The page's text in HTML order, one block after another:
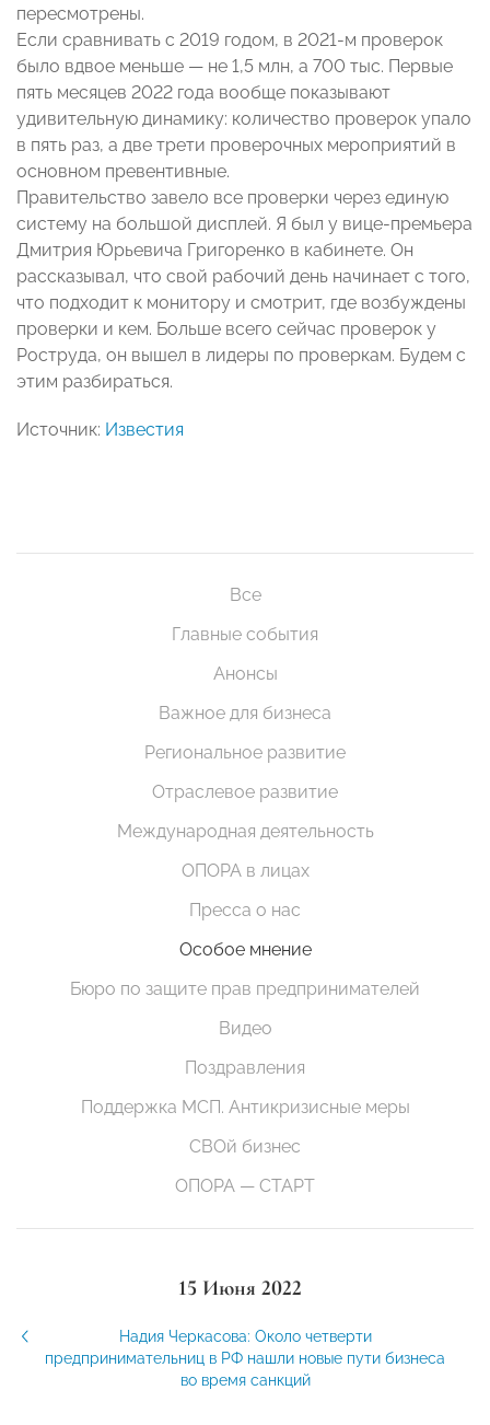
пересмотрены.
Если сравнивать с 2019 годом, в 2021-м проверок
было вдвое меньше — не 1,5 млн, а 700 тыс. Первые
пять месяцев 2022 года вообще показывают
удивительную динамику: количество проверок упало
в пять раз, а две трети проверочных мероприятий в
основном превентивные.
Правительство завело все проверки через единую
систему на большой дисплей. Я был у вице-премьера
Дмитрия Юрьевича Григоренко в кабинете. Он
рассказывал, что свой рабочий день начинает с того,
что подходит к монитору и смотрит, где возбуждены
проверки и кем. Больше всего сейчас проверок у
Роструда, он вышел в лидеры по проверкам. Будем с
этим разбираться.
Источник: Известия
Все
Главные события
Анонсы
Важное для бизнеса
Региональное развитие
Отраслевое развитие
Международная деятельность
ОПОРА в лицах
Пресса о нас
Особое мнение
Бюро по защите прав предпринимателей
Видео
Поздравления
Поддержка МСП. Антикризисные меры
СВОй бизнес
ОПОРА — СТАРТ
15 Июня 2022
Надия Черкасова: Около четверти
предпринимательниц в РФ нашли новые пути бизнеса
во время санкций